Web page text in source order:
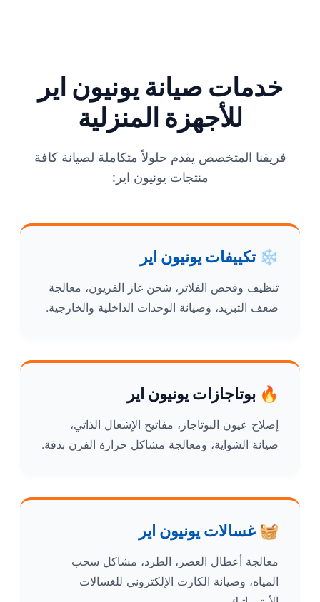
خدمات صيانة يونيون اير
للأجهزة المنزلية
فريقنا المتخصص يقدم حلولاً متكاملة لصيانة كافة
منتجات يونيون اير:
❄️تكييفات يونيون اير
تنظيف وفحص الفلاتر، شحن غاز الفريون، معالجة
ضعف التبريد، وصيانة الوحدات الداخلية والخارجية.
🔥 بوتاجازات يونيون اير
إصلاح عيون البوتاجاز، مفاتيح الإشعال الذاتي،
صيانة الشواية، ومعالجة مشاكل حرارة الفرن بدقة.
🧺 غسالات يونيون اير
معالجة أعطال العصر، الطرد، مشاكل سحب
المياه، وصيانة الكارت الإلكتروني للغسالات